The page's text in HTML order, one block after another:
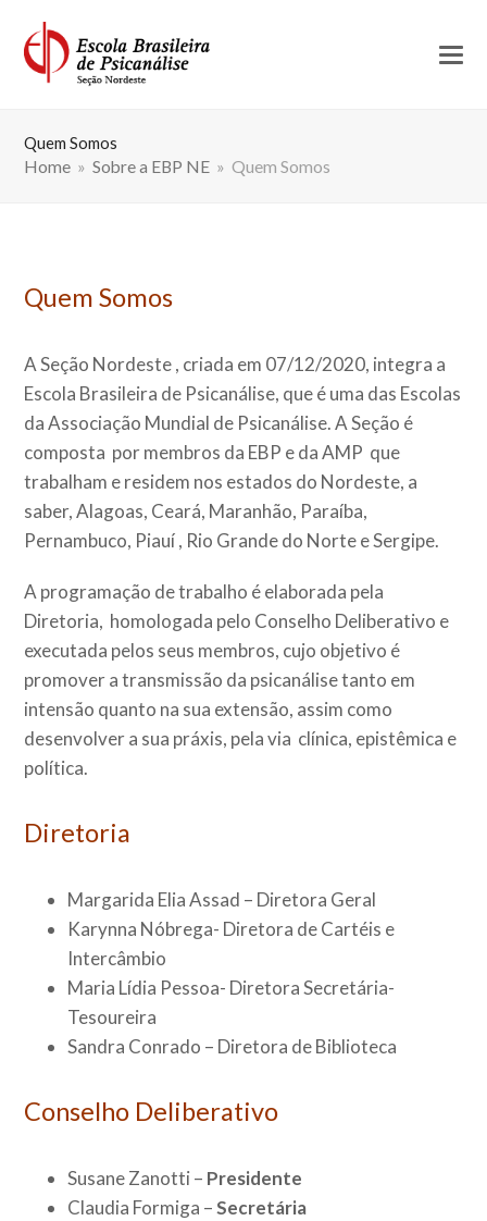
Quem Somos
Home » Sobre a EBP NE » Quem Somos
Quem Somos
A Seção Nordeste , criada em 07/12/2020, integra a
Escola Brasileira de Psicanálise, que é uma das Escolas
da Associação Mundial de Psicanálise. A Seção é
composta por membros da EBP e da AMP que
trabalham e residem nos estados do Nordeste, a
saber, Alagoas, Ceará, Maranhão, Paraíba,
Pernambuco, Piauí , Rio Grande do Norte e Sergipe.
A programação de trabalho é elaborada pela
Diretoria, homologada pelo Conselho Deliberativo e
executada pelos seus membros, cujo objetivo é
promover a transmissão da psicanálise tanto em
intensão quanto na sua extensão, assim como
desenvolver a sua práxis, pela via clínica, epistêmica e
política.
Diretoria
Margarida Elia Assad – Diretora Geral
Karynna Nóbrega- Diretora de Cartéis e
Intercâmbio
Maria Lídia Pessoa- Diretora Secretária-
Tesoureira
Sandra Conrado – Diretora de Biblioteca
Conselho Deliberativo
Susane Zanotti – Presidente
Claudia Formiga –Secretária